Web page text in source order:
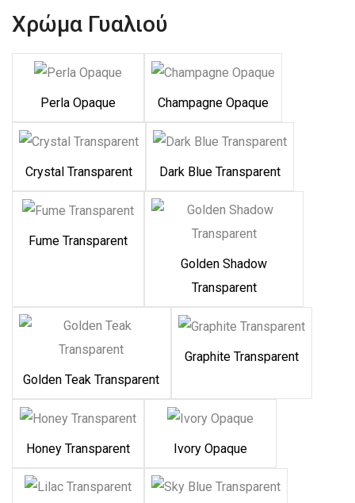
Χρώμα Γυαλιού
Perla Opaque Champagne Opaque
Crystal Transparent Dark Blue Transparent
Fume Transparent
Golden Shadow
Transparent
Golden Teak Transparent
Graphite Transparent
Honey Transparent Ivory Opaque